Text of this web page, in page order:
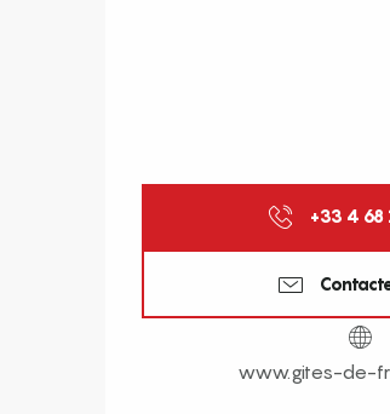
+33 4 68
www.gites-de-